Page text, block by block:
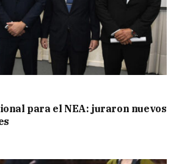
para el NEA: juraron nuevos